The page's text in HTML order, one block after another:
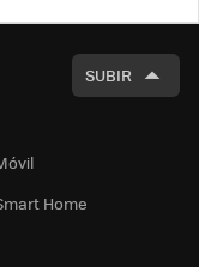
SUBIR
Home